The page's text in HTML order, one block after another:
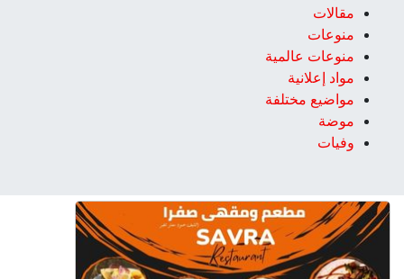
مقالات
منوعات
منوعات عالمية
مواد إعلانية
مواضيع مختلفة
موضة
وفيات